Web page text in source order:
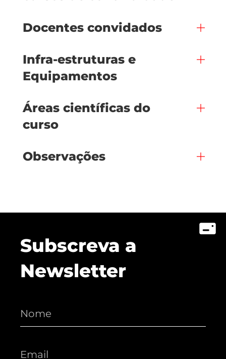
Docentes convidados
Infra-estruturas e
Equipamentos
Áreas científicas do
curso
Observações
Subscreva a
Newsletter